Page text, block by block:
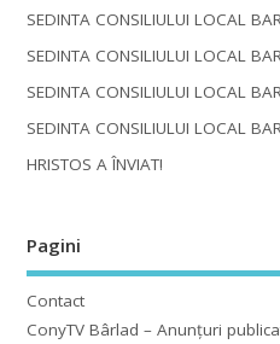
SEDINTA CONSILIULUI LOCAL
SEDINTA CONSILIULUI LOCAL
SEDINTA CONSILIULUI LOCAL
SEDINTA CONSILIULUI LOCAL
HRISTOS A ÎNVIAT!
Pagini
Contact
ConyTV Bârlad – Anunțuri